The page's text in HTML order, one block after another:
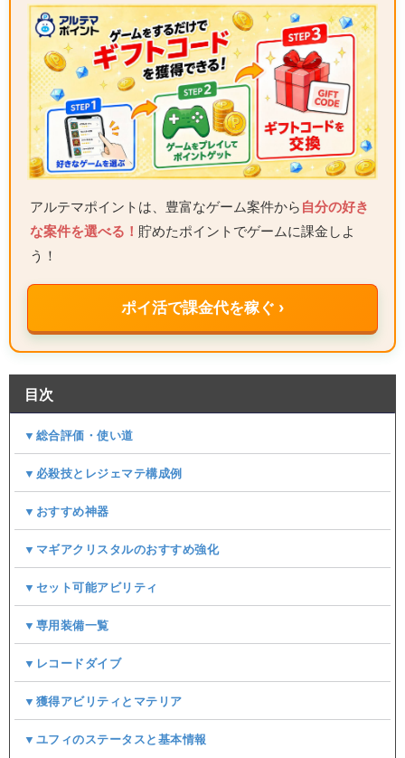
アルテマポイントは、豊富なゲーム案件から 自分の好き
な案件を選べる！ 貯めたポイントでゲームに課金しよ
う！
ポイ活で課金代を稼ぐ ›
目次
▼総合評価・使い道
▼必殺技とレジェマテ構成例
▼おすすめ神器
▼マギアクリスタルのおすすめ強化
▼セット可能アビリティ
▼専用装備一覧
▼レコードダイブ
▼獲得アビリティとマテリア
▼ユフィのステータスと基本情報